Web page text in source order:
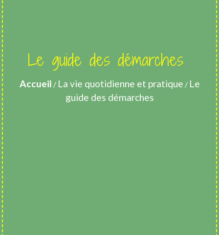
Le guide des démarches
Accueil / La vie quotidienne et pratique / Le
guide des démarches